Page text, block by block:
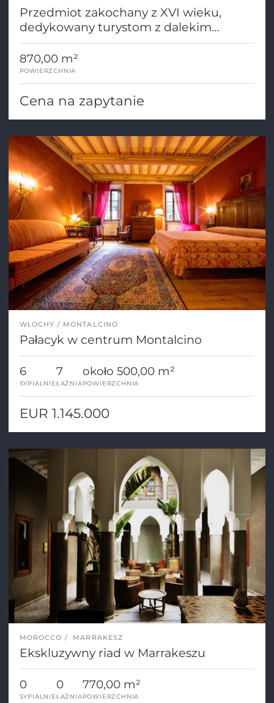
Przedmiot zakochany z XVI wieku,
dedykowany turystom z dalekim
widokiem na Dunaj!
870,00 m²
POWIERZCHNIA
Cena na zapytanie
WŁOCHY MONTALCINO
Pałacyk w centrum Montalcino
6
SYPIALNIE
7
ŁAŹNIA
około 500,00 m²
POWIERZCHNIA
EUR 1.145.000
MOROCCO MARRAKESZ
Ekskluzywny riad w Marrakeszu
0
SYPIALNIE
0
ŁAŹNIA
770,00 m²
POWIERZCHNIA